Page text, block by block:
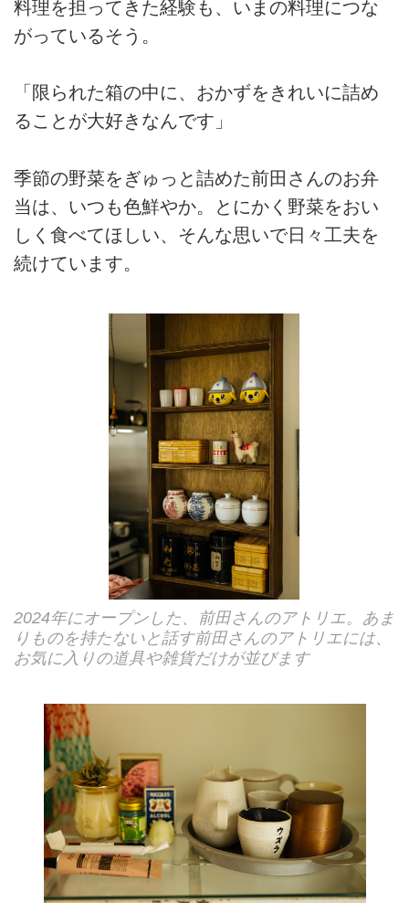
料理を担ってきた経験も、いまの料理につな
がっているそう。
「限られた箱の中に、おかずをきれいに詰め
ることが大好きなんです」
季節の野菜をぎゅっと詰めた前田さんのお弁
当は、いつも色鮮やか。とにかく野菜をおい
しく食べてほしい、そんな思いで日々工夫を
続けています。
2024年にオープンした、前田さんのアトリエ。あま
りものを持たないと話す前田さんのアトリエには、
お気に入りの道具や雑貨だけが並びます